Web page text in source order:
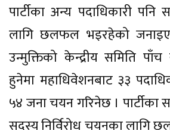
पार्टीका अन्य पदाधिकारी पनि
लागि छलफल भइरहेको
उन्मुक्तिको केन्द्रीय समिति
हुनेमा महाधिवेशनबाट ३३
५४ जना चयन गरिनेछ । पार्टीका